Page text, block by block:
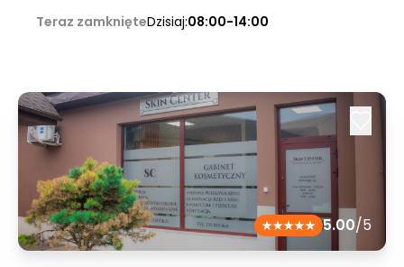
Teraz zamknięteDzisiaj:08:00-14:00
5.00/5